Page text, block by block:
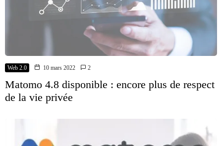
Web 2.0 10 mars 2022 2
Matomo 4.8 disponible : encore plus de respect
de la vie privée